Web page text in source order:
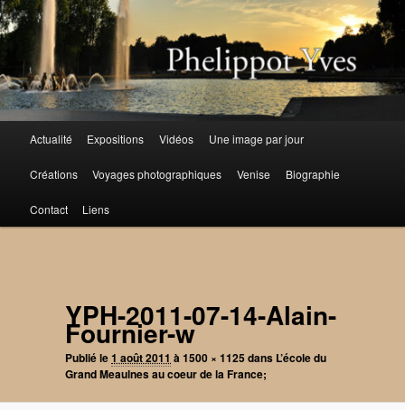
Aller
au
contenu
principal
Actualité Expositions Vidéos Une image par jour
Créations Voyages photographiques Venise Biographie
Contact Liens
YPH-2011-07-14-Alain-
Fournier-w
Publié le1 août 2011 à1500 × 1125dans L’école du
Grand Meaulnes au coeur de la France;